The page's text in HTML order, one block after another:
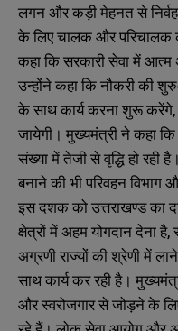
लगन और कड़ी मेहनत से
के लिए चालक और परिचालक
कहा कि सरकारी सेवा में
उन्होंने कहा कि नौकरी की
के साथ कार्य करना शुरू करेंगे,
जायेगी। मुख्यमंत्री ने कहा
संख्या में तेजी से वृद्धि हो
बनाने की भी परिवहन विभाग
इस दशक को उत्तराखण्ड का
क्षेत्रों में अहम योगदान देना
अग्रणी राज्यों की श्रेणी में
साथ कार्य कर रही है।
और स्वरोजगार से जोड़ने के